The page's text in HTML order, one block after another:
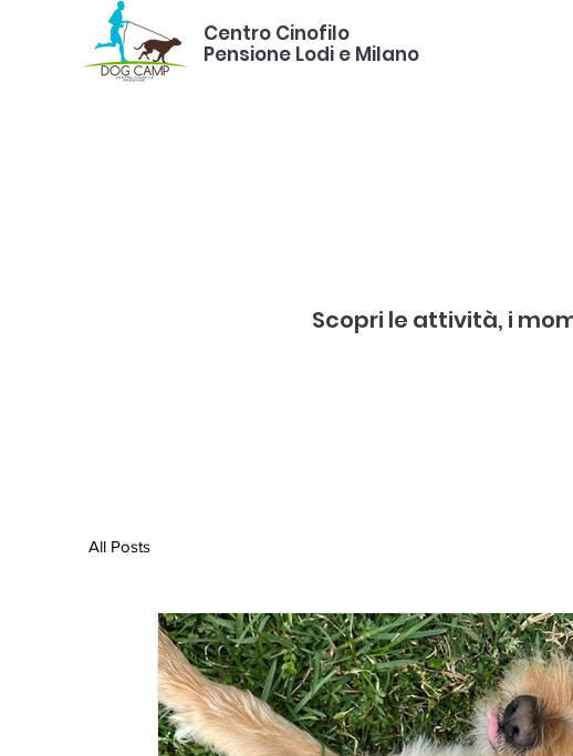
Centro Cinofilo
Pensione Lodi e Milano
Scopri le attività, i
All Posts